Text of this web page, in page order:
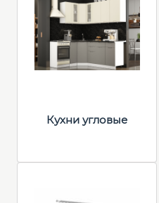
Кухни угловые